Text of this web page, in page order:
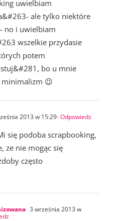
uwielbiam
ale tylko niektóre
no i uwielbiam
wszelkie przydasie
potem
bo u mnie
😉
2013 w 15:29- Odpowiedz
się podoba scrapbooking,
ze nie mogąc się
często
3 września 2013 w